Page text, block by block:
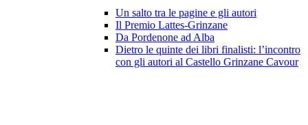
Un salto tra le pagine e gli autori
Il Premio Lattes-Grinzane
Da Pordenone ad Alba
Dietro le quinte dei libri finalisti: l’incontro
con gli autori al Castello Grinzane Cavour